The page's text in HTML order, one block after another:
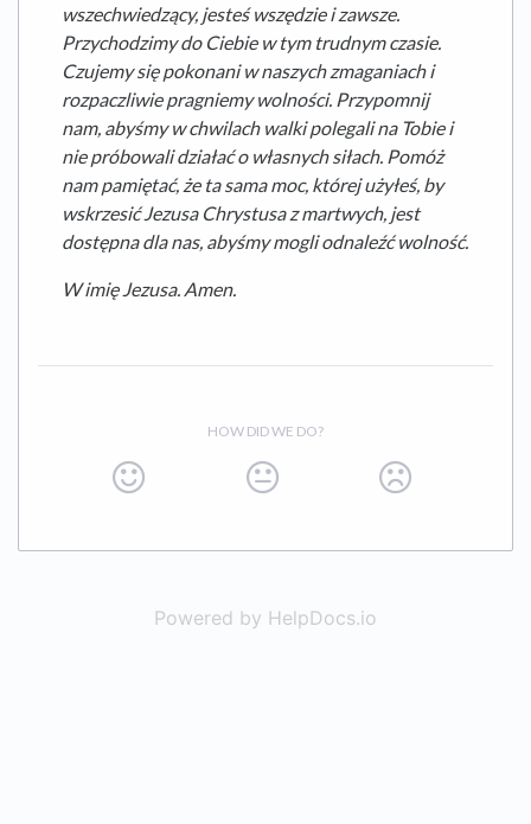
wszechwiedzący, jesteś wszędzie i zawsze.
Przychodzimy do Ciebie w tym trudnym czasie.
Czujemy się pokonani w naszych zmaganiach i
rozpaczliwie pragniemy wolności. Przypomnij
nam, abyśmy w chwilach walki polegali na Tobie i
nie próbowali działać o własnych siłach. Pomóż
nam pamiętać, że ta sama moc, której użyłeś, by
wskrzesić Jezusa Chrystusa z martwych, jest
dostępna dla nas, abyśmy mogli odnaleźć wolność.
W imię Jezusa. Amen.
HOW DID WE DO?
Powered by HelpDocs.io